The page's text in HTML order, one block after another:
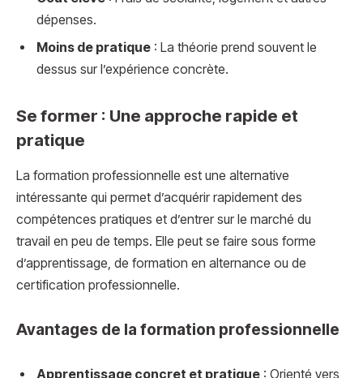
dépenses.
Moins de pratique : La théorie prend souvent le
dessus sur l’expérience concrète.
Se former : Une approche rapide et
pratique
La formation professionnelle est une alternative
intéressante qui permet d’acquérir rapidement des
compétences pratiques et d’entrer sur le marché du
travail en peu de temps. Elle peut se faire sous forme
d’apprentissage, de formation en alternance ou de
certification professionnelle.
Avantages de la formation professionnelle
Apprentissage concret et pratique : Orienté vers